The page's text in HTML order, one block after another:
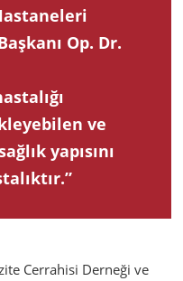
Op. Dr.
ve
yapısını
Cerrahisi Derneği ve